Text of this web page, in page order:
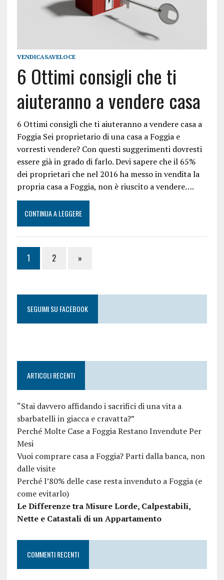
VENDICASAVELOCE
6 Ottimi consigli che ti
aiuteranno a vendere casa
6 Ottimi consigli che ti aiuteranno a vendere casa a
Foggia Sei proprietario di una casa a Foggia e
vorresti vendere? Con questi suggerimenti dovresti
essere già in grado di farlo. Devi sapere che il 65%
dei proprietari che nel 2016 ha messo in vendita la
propria casa a Foggia, non è riuscito a vendere….
CONTINUA A LEGGERE
1 2 »
SEGUIMI SU FACEBOOK
ARTICOLI RECENTI
“Stai davvero affidando i sacrifici di una vita a
sbarbatelli in giacca e cravatta?”
Perché Molte Case a Foggia Restano Invendute Per
Mesi
Vuoi comprare casa a Foggia? Parti dalla banca, non
dalle visite
Perché l’80% delle case resta invenduto a Foggia (e
come evitarlo)
Le Differenze tra Misure Lorde, Calpestabili,
Nette e Catastali di un Appartamento
COMMENTI RECENTI